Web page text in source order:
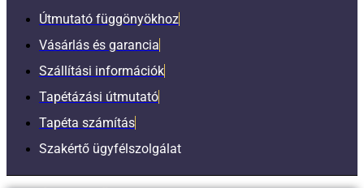
Útmutató függönyökhoz
Vásárlás és garancia
Szállítási információk
Tapétázási útmutató
Tapéta számítás
Szakértő ügyfélszolgálat